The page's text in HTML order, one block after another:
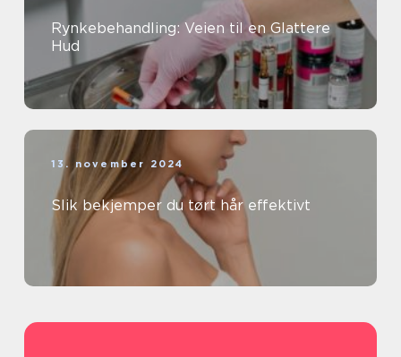
Rynkebehandling: Veien til en Glattere
Hud
13. november 2024
Slik bekjemper du tørt hår effektivt